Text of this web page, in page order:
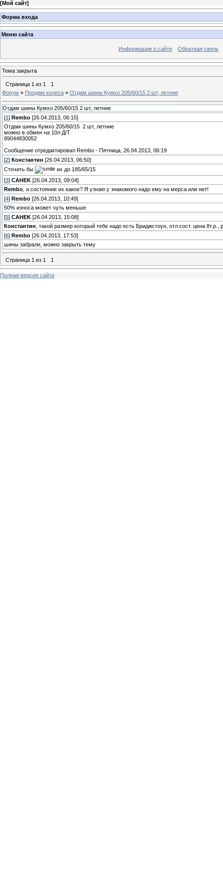
[Мой сайт]
Форма входа
Меню сайта
Информация о сайте Обратная связь
Тема закрыта
Страница 1 из 1
1
Форум » Продам колеса » Отдам шины Кумхо 205/60/15 2 шт, летние
Отдам шины Кумхо 205/60/15 2 шт, летние
[1 ] Rembo [26.04.2013, 06:15]
Отдам шины Кумхо 205/60/15 2 шт, летние
можно в обмен на 10л Д/Т
89044830052
Сообщение отредактировал Rembo - Пятница, 26.04.2013, 06:19
[2] Константин [26.04.2013, 06:50]
Сточить бы
их до 185/65/15
[3] CAHEK [26.04.2013, 09:04]
Rembo , а состояние их какое? Я узнаю у знакомого надо ему на мерса или нет!
[4] Rembo [26.04.2013, 10:49]
50% износа может чуть меньше
[5] CAHEK [26.04.2013, 15:08]
Константин , такой размер который тебе надо есть Бриджстоун, отл.сост. цена
[6] Rembo [26.04.2013, 17:53]
шины забрали, можно закрыть тему
Страница 1 из 1 1
Полная версия сайта